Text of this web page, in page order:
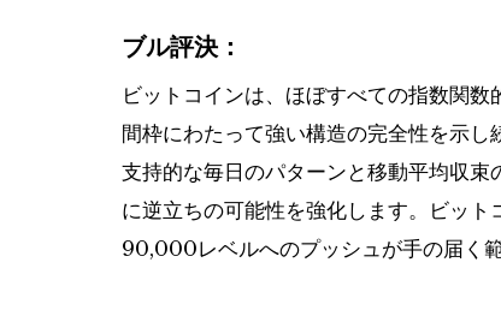
ブル評決：
ビットコインは、ほぼすべての指数関
間枠にわたって強い構造の完全性を示し
支持的な毎日のパターンと移動平均収
に逆立ちの可能性を強化します。ビッ
90,000レベルへのプッシュが手の届く範